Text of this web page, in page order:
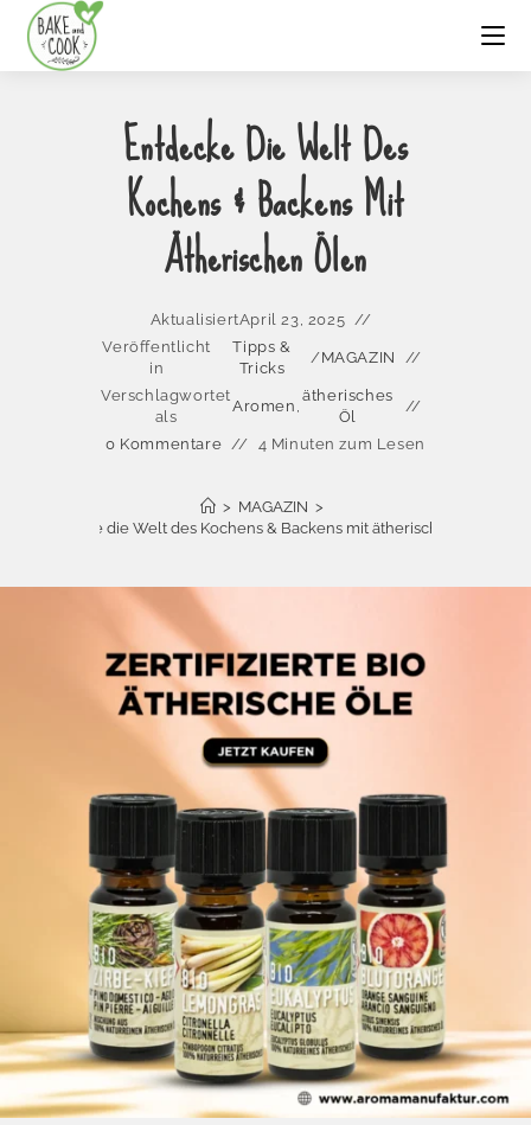
Entdecke Die Welt Des
Kochens & Backens Mit
Ätherischen Ölen
AktualisiertApril 23, 2025
Veröffentlicht
in
Tipps &
Tricks
/MAGAZIN
Verschlagwortet
als
Aromen ,
ätherisches
Öl
0 Kommentare
4 Minuten zum Lesen
> MAGAZIN >
Entdecke die Welt des Kochens & Backens mit ätherischen Ölen